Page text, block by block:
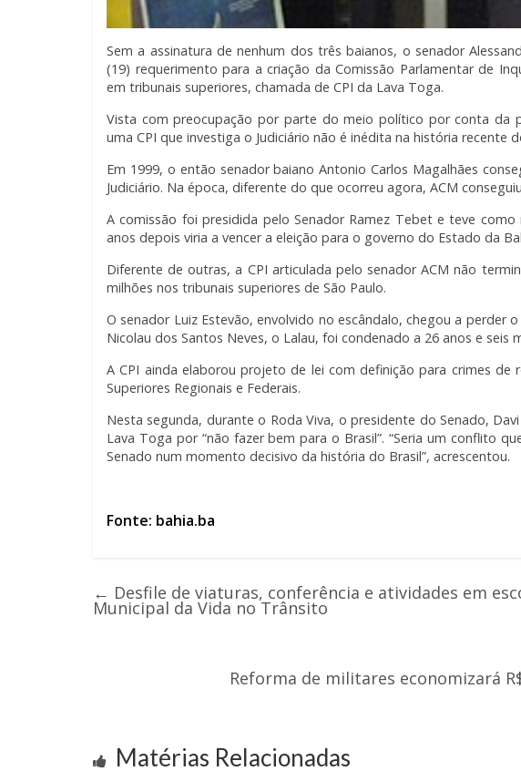
Sem a assinatura de nenhum dos três baianos, o senador
(19) requerimento para a criação da Comissão Parlamentar de
em tribunais superiores, chamada de CPI da Lava Toga.
Vista com preocupação por parte do meio político por conta da
uma CPI que investiga o Judiciário não é inédita na história recente
Em 1999, o então senador baiano Antonio Carlos Magalhães
Judiciário. Na época, diferente do que ocorreu agora, ACM
A comissão foi presidida pelo Senador Ramez Tebet e teve
anos depois viria a vencer a eleição para o governo do Estado da
Diferente de outras, a CPI articulada pelo senador ACM não
milhões nos tribunais superiores de São Paulo.
O senador Luiz Estevão, envolvido no escândalo, chegou a perder
Nicolau dos Santos Neves, o Lalau, foi condenado a 26 anos e seis
A CPI ainda elaborou projeto de lei com definição para crimes de
Superiores Regionais e Federais.
Nesta segunda, durante o Roda Viva, o presidente do Senado,
Lava Toga por “não fazer bem para o Brasil”. “Seria um conflito
Senado num momento decisivo da história do Brasil”, acrescentou.
Fonte: bahia.ba
← Desfile de viaturas, conferência e atividades em
Municipal da Vida no Trânsito
Reforma de militares economizará
Matérias Relacionadas